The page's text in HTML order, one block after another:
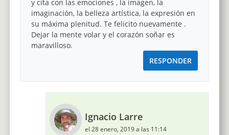
y cita con las emociones , la imagen, la
imaginación, la belleza artística, la expresión en
su máxima plenitud. Te felicito nuevamente .
Dejar la mente volar y el corazón soñar es
maravilloso.
RESPONDER
Ignacio Larre
el 28 enero, 2019 a las 11:14